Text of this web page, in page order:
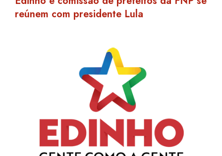
reúnem com presidente Lula